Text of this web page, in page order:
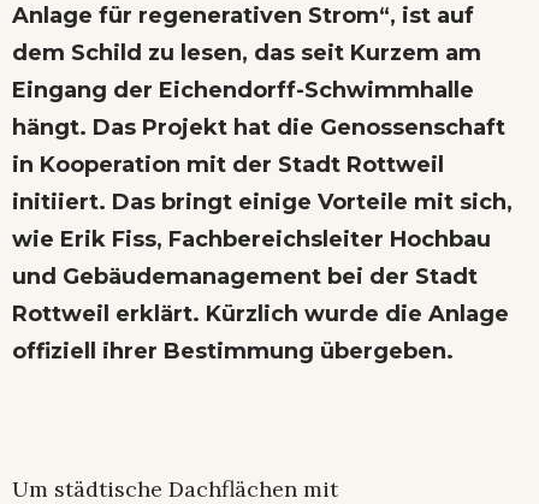
Anlage für regenerativen Strom“, ist auf
dem Schild zu lesen, das seit Kurzem am
Eingang der Eichendorff-Schwimmhalle
hängt. Das Projekt hat die Genossenschaft
in Kooperation mit der Stadt Rottweil
initiiert. Das bringt einige Vorteile mit sich,
wie Erik Fiss, Fachbereichsleiter Hochbau
und Gebäudemanagement bei der Stadt
Rottweil erklärt. Kürzlich wurde die Anlage
offiziell ihrer Bestimmung übergeben.
Um städtische Dachflächen mit